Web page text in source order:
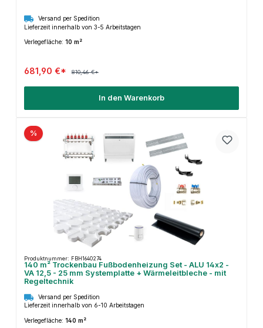
Versand per Spedition
Lieferzeit innerhalb von 3-5 Arbeitstagen
Verlegefläche: 10 m²
681,90 €* 810,46 €*
In den Warenkorb
%
Produktnummer: FBH1640274
140 m² Trockenbau Fußbodenheizung Set - ALU 14x2 -
VA 12,5 - 25 mm Systemplatte + Wärmeleitbleche - mit
Regeltechnik
Versand per Spedition
Lieferzeit innerhalb von 6-10 Arbeitstagen
Verlegefläche: 140 m²